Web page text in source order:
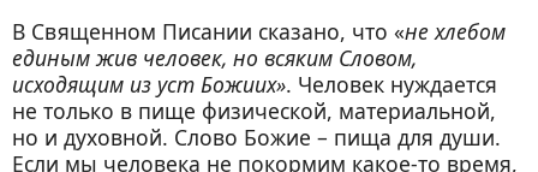
В Священном Писании сказано, что «не хлебом
единым жив человек, но всяким Словом,
исходящим из уст Божиих». Человек нуждается
не только в пище физической, материальной,
но и духовной. Слово Божие – пища для души.
Если мы человека не покормим какое-то время,